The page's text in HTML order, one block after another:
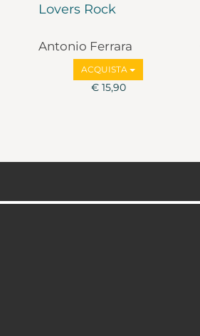
Lovers Rock
Antonio Ferrara
ACQUISTA
€ 15,90